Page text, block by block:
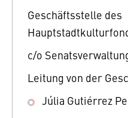
Geschäftsstelle des
c/o
Leitung von der
Júlia Gutiérrez